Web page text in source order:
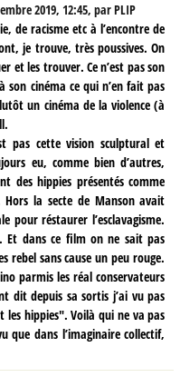
2019, 12:45,parPLIP
de racisme etc à l’encontre de
je trouve, très poussives. On
et les trouver. Ce n’est pas son
cinéma ce qui n’en fait pas
un cinéma de la violence (à
pas cette vision sculptural et
eu, comme bien d’autres,
des hippies présentés comme
Hors la secte de Manson avait
pour réstaurer l’esclavagisme.
Et dans ce film on ne sait pas
rebel sans cause un peu rouge.
parmis les réal conservateurs
dit depuis sa sortis j’ai vu pas
hippies". Voilà qui ne va pas
que dans l’imaginaire collectif,